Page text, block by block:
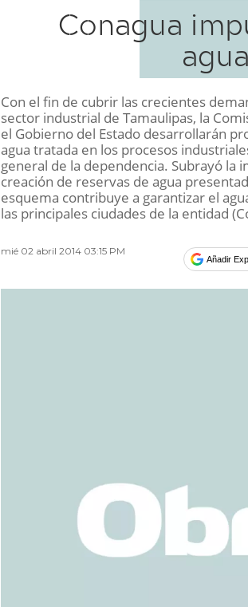
Conagua
Con el fin de cubrir las crecientes
sector industrial de Tamaulipas, la
el Gobierno del Estado desarrollarán
agua tratada en los procesos
general de la dependencia. Subrayó la
creación de reservas de agua
esquema contribuye a garantizar el
las principales ciudades de la entidad
mié 02 abril 2014 03:15 PM
Añadir